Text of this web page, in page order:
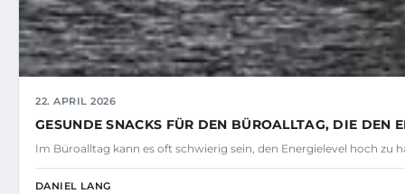
22. APRIL 2026
GESUNDE SNACKS FÜR DEN BÜROALLTAG, DIE DEN
Im Büroalltag kann es oft schwierig sein, den Energielevel hoch zu
DANIEL LANG